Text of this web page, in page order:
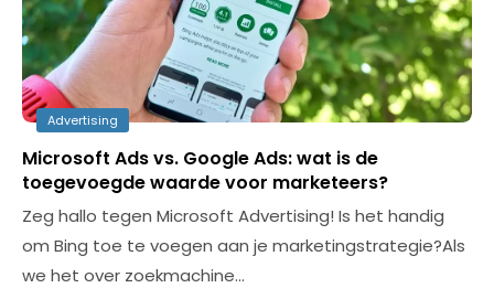
Advertising
Microsoft Ads vs. Google Ads: wat is de
toegevoegde waarde voor marketeers?
Zeg hallo tegen Microsoft Advertising! Is het handig
om Bing toe te voegen aan je marketingstrategie?Als
we het over zoekmachine…